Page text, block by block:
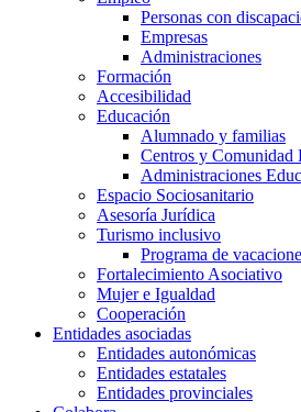
Personas con
Empresas
Administraciones
Formación
Accesibilidad
Educación
Alumnado y familias
Centros y Comunidad
Administraciones
Espacio Sociosanitario
Asesoría Jurídica
Turismo inclusivo
Programa de
Fortalecimiento Asociativo
Mujer e Igualdad
Cooperación
Entidades asociadas
Entidades autonómicas
Entidades estatales
Entidades provinciales